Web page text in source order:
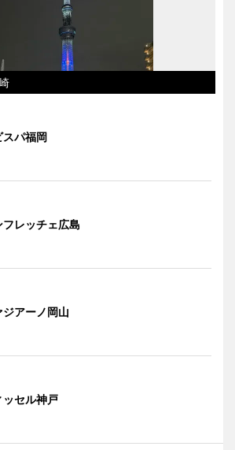
スパ福岡
フレッチェ広島
ジアーノ岡山
ッセル神戸